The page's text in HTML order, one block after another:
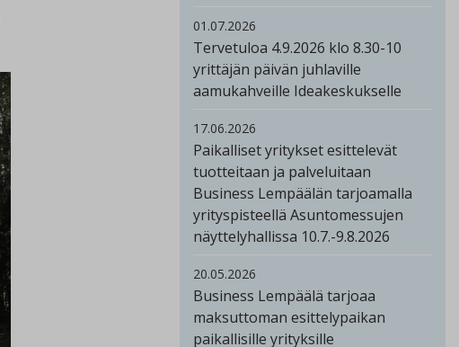
01.07.2026
Tervetuloa 4.9.2026 klo 8.30-10
yrittäjän päivän juhlaville
aamukahveille Ideakeskukselle
17.06.2026
Paikalliset yritykset esittelevät
tuotteitaan ja palveluitaan
Business Lempäälän tarjoamalla
yrityspisteellä Asuntomessujen
näyttelyhallissa 10.7.-9.8.2026
20.05.2026
Business Lempäälä tarjoaa
maksuttoman esittelypaikan
paikallisille yrityksille